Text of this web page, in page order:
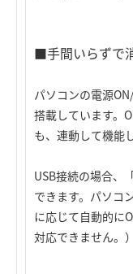
■手間いらずで
パソコンの電源
搭載しています。
も、連動して機能
USB接続の場合、
できます。パソコ
に応じて自動的に
対応できません。）